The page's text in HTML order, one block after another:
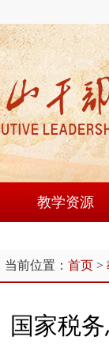
教学资源
师资队伍
教研成果
当前位置： 首页 >
国家税